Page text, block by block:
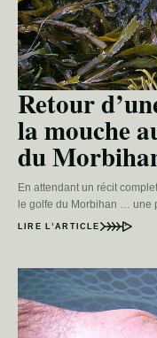
Retour
la mouche
du
En attendant un récit
le golfe du Morbihan … une
LIRE L’ARTICLE